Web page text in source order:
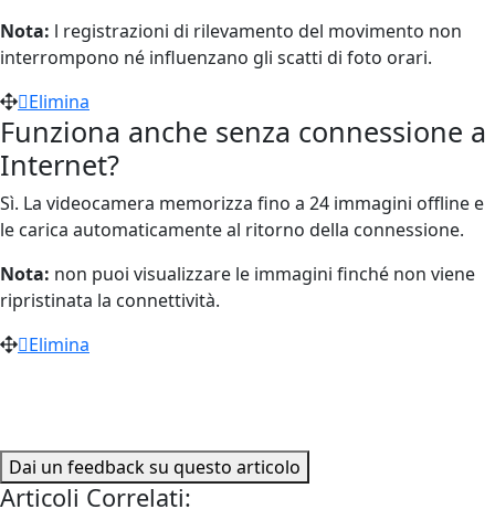
Nota: l registrazioni di rilevamento del movimento non
interrompono né influenzano gli scatti di foto orari.
Elimina
Funziona anche senza connessione a
Internet?
Sì. La videocamera memorizza fino a 24 immagini offline e
le carica automaticamente al ritorno della connessione.
Nota: non puoi visualizzare le immagini finché non viene
ripristinata la connettività.
Elimina
Dai un feedback su questo articolo
Articoli Correlati: